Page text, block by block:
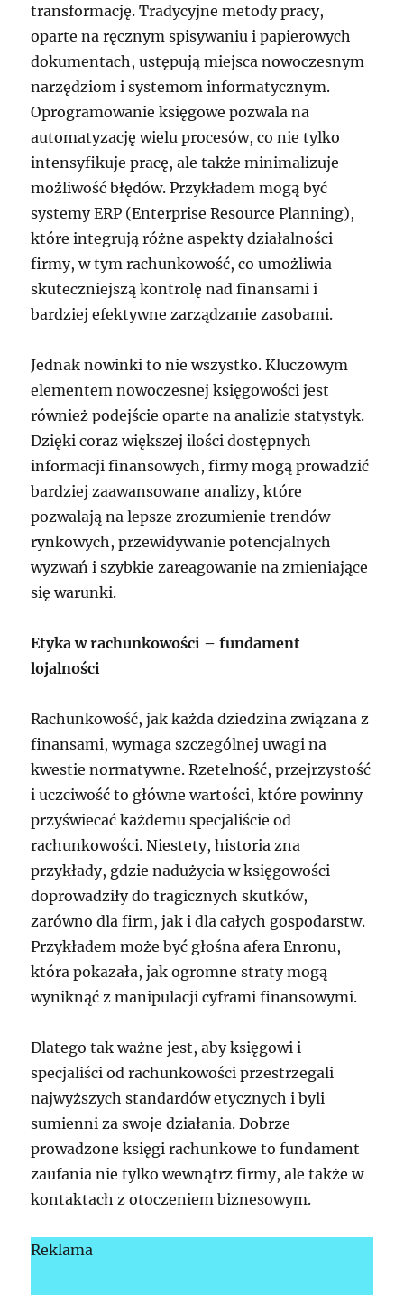
transformację. Tradycyjne metody pracy,
oparte na ręcznym spisywaniu i papierowych
dokumentach, ustępują miejsca nowoczesnym
narzędziom i systemom informatycznym.
Oprogramowanie księgowe pozwala na
automatyzację wielu procesów, co nie tylko
intensyfikuje pracę, ale także minimalizuje
możliwość błędów. Przykładem mogą być
systemy ERP (Enterprise Resource Planning),
które integrują różne aspekty działalności
firmy, w tym rachunkowość, co umożliwia
skuteczniejszą kontrolę nad finansami i
bardziej efektywne zarządzanie zasobami.
Jednak nowinki to nie wszystko. Kluczowym
elementem nowoczesnej księgowości jest
również podejście oparte na analizie statystyk.
Dzięki coraz większej ilości dostępnych
informacji finansowych, firmy mogą prowadzić
bardziej zaawansowane analizy, które
pozwalają na lepsze zrozumienie trendów
rynkowych, przewidywanie potencjalnych
wyzwań i szybkie zareagowanie na zmieniające
się warunki.
Etyka w rachunkowości – fundament
lojalności
Rachunkowość, jak każda dziedzina związana z
finansami, wymaga szczególnej uwagi na
kwestie normatywne. Rzetelność, przejrzystość
i uczciwość to główne wartości, które powinny
przyświecać każdemu specjaliście od
rachunkowości. Niestety, historia zna
przykłady, gdzie nadużycia w księgowości
doprowadziły do tragicznych skutków,
zarówno dla firm, jak i dla całych gospodarstw.
Przykładem może być głośna afera Enronu,
która pokazała, jak ogromne straty mogą
wyniknąć z manipulacji cyframi finansowymi.
Dlatego tak ważne jest, aby księgowi i
specjaliści od rachunkowości przestrzegali
najwyższych standardów etycznych i byli
sumienni za swoje działania. Dobrze
prowadzone księgi rachunkowe to fundament
zaufania nie tylko wewnątrz firmy, ale także w
kontaktach z otoczeniem biznesowym.
Reklama